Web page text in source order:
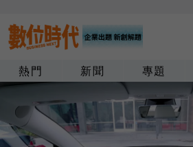
熱門 新聞 專題